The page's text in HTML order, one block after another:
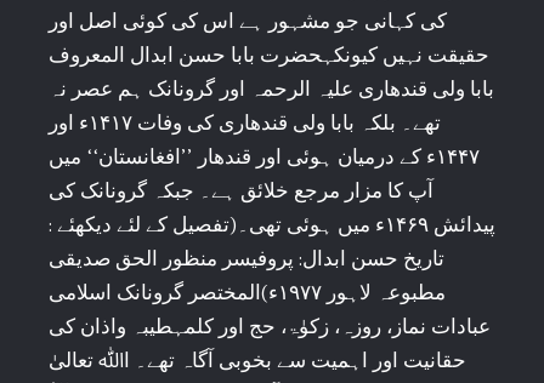
کی کہانی جو مشہور ہے اس کی کوئی اصل اور
حقیقت نہیں کیونکہحضرت بابا حسن ابدال المعروف
بابا ولی قندھاری علیہ الرحمہ اور گرونانک ہم عصر نہ
تھے۔ بلکہ بابا ولی قندھاری کی وفات ۱۴۱۷ء اور
۱۴۴۷ء کے درمیان ہوئی اور قندھار ’’افغانستان‘‘ میں
آپ کا مزار مرجع خلائق ہے۔ جبکہ گرونانک کی
پیدائش ۱۴۶۹ء میں ہوئی تھی۔(تفصیل کے لئے دیکھئے :
تاریخ حسن ابدال: پروفیسر منظور الحق صدیقی
مطبوعہ لاہور ۱۹۷۷ء)المختصر گرونانک اسلامی
عبادات نماز، روزہ، زکوٰۃ، حج اور کلمہطیبہ واذان کی
حقانیت اور اہمیت سے بخوبی آگاہ تھے۔ اﷲ تعالیٰ